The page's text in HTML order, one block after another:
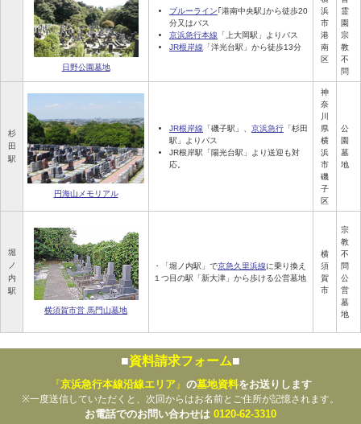
日野公園墓地
ブルーライン ｢港南中央駅｣から徒歩20
分又はバス
京浜急行本線 「上大岡駅」よりバス
JR根岸線 「洋光台駅」から徒歩13分
浜
市
港
南
区
霊
園
宗
教
不
問
杉
田
駅
円海山メモリアル
JR根岸線 「磯子駅」、 京浜急行 「杉田
駅」よりバス
JR根岸駅「陽光台駅」より送迎も対
応。
神
奈
川
県
横
浜
市
磯
子
区
公
園
墓
地
堀
ノ
内
駅
横須賀市営 馬門山墓地
・「堀ノ内駅」で京急久里浜線に乗り換え
１つ目の駅「新大津」から歩ける公営墓地
横
須
賀
市
宗
教
不
問
公
営
墓
地
■資料請求フォーム■
『京浜急行本線沿線エリア』 の墓地資料をお送りします
※一度送信していただくと、次回からはお名前とご住所が記憶されます。
お電話でのお問い合わせは 0120-62-3310